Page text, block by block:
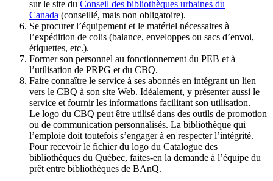
sur le site du Conseil des bibliothèques urbaines du
Canada (conseillé, mais non obligatoire).
Se procurer l’équipement et le matériel nécessaires à
l’expédition de colis (balance, enveloppes ou sacs d’envoi,
étiquettes, etc.).
Former son personnel au fonctionnement du PEB et à
l’utilisation de PRPG et du CBQ.
Faire connaître le service à ses abonnés en intégrant un lien
vers le CBQ à son site Web. Idéalement, y présenter aussi le
service et fournir les informations facilitant son utilisation.
Le logo du CBQ peut être utilisé dans des outils de promotion
ou de communication personnalisés. La bibliothèque qui
l’emploie doit toutefois s’engager à en respecter l’intégrité.
Pour recevoir le fichier du logo du Catalogue des
bibliothèques du Québec, faites-en la demande à l’équipe du
prêt entre bibliothèques de BAnQ.